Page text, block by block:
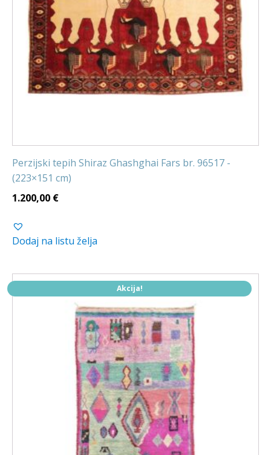
Perzijski tepih Shiraz Ghashghai Fars br. 96517 -
(223×151 cm)
1.200,00 €
Dodaj na listu želja
Akcija!